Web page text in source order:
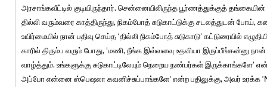
அரசாங்கவீட்டில் குடியிருந்தார். சென்னையிலிருந்த பூர்ணத்துக்குத்
தில்லி வரும்வரை காத்திருந்து, நிகம்போத் சுடுகாட்டுக்கு சடலத்துடன்
உயிர்மையில் நான் பதிவு செய்த ‘தில்லி நிகம்போத் சுடுகாடு’ கட்டுரையில்
காரில் திரும்ப வரும் போது, 'மணி, நீங்க இவ்வளவு உதவியா இருப்பீங்கன்னு
வாழ்த்தும். உங்களுக்கு சுடுகாட்டிலேயும் நெறைய நண்பர்கள் இருக்காங்களே’
அப்போ என்னை ஸ்பெஷலா கவனிச்சுப்பாங்களே' என்ற பதிலுக்கு, அவர் உரக்க